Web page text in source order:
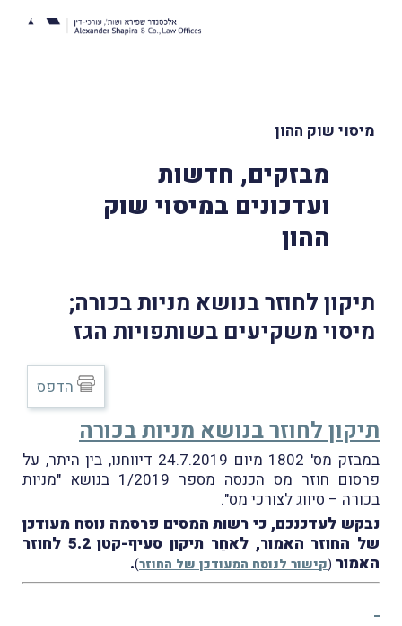
מיסוי שוק ההון
מבזקים, חדשות
ועדכונים במיסוי שוק
ההון
תיקון לחוזר בנושא מניות בכורה;
מיסוי משקיעים בשותפויות הגז
תיקון לחוזר בנושא מניות בכורה
במבזק מס' 1802 מיום 24.7.2019 דיווחנו, בין היתר, על
פרסום חוזר מס הכנסה מספר 1/2019 בנושא "מניות
בכורה – סיווג לצורכי מס".
נבקש לעדכנכם, כי רשות המסים פרסמה נוסח מעודכן
של החוזר האמור, לאחַר תיקון סעיף-קטן 5.2 לחוזר
האמור (קישור לנוסח המעודכן של החוזר)
.